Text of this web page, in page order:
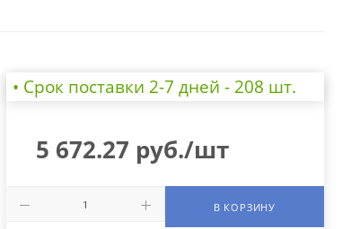
• Cрок поставки 2-7 дней - 208 шт.
5 672.27 руб./шт
В КОРЗИНУ